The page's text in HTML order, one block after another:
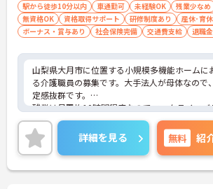
駅から徒歩10分以内 車通勤可 未経験OK 残業少なめ
無資格OK
資格取得サポート 研修制度あり
産休･育
ボーナス・賞与あり
社会保険完備 交通費支給 退職
山梨県大月市に位置する小規模多機能ホームに
る介護職員の募集です。大手法人が母体なので
定感抜群です。
残業は月平均10時間程度なのでワークライフバ
スを保ちながらご勤務いただけます。また、育
業・介護休業の取得実績もあり、ライフステー
変化しても安心してお勤めいただける環境です。
ご興味のある方には、面接対策ポイントなど、
に詳細をお話しいたしますのでお気軽にご相談
詳細を見る 無料 紹